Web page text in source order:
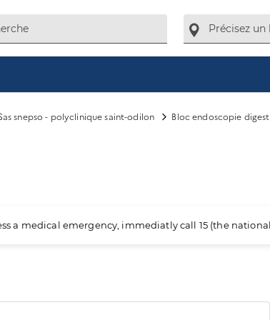
snepso - polyclinique saint-odilon Bloc endoscopie
a medical emergency, immediatly call 15 (the